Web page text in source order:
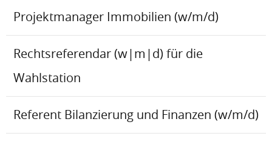
Projektmanager Immobilien (w/m/d)
Rechtsreferendar (w|m|d) für die
Wahlstation
Referent Bilanzierung und Finanzen (w/m/d)